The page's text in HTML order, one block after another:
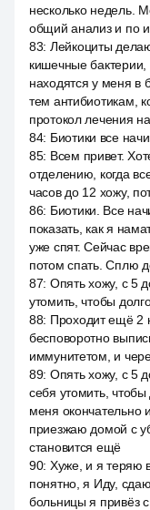
несколько недель.
общий анализ и по
83: Лейкоциты
кишечные бактерии,
находятся у меня в
тем антибиотикам,
протокол лечения
84: Биотики все
85: Всем привет.
отделению, когда
часов до 12 хожу,
86: Биотики. Все
показать, как я
уже спят. Сейчас
потом спать. Сплю
87: Опять хожу, с 5
утомить, чтобы
88: Проходит ещё 2
бесповоротно
иммунитетом, и
89: Опять хожу, с 5
себя утомить,
меня окончательно
приезжаю домой с
становится ещё
90: Хуже, и я теряю
понятно, я Иду,
больницы я привёз